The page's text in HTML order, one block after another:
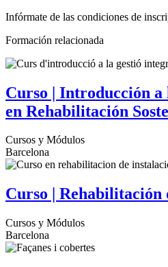
Infórmate de las condiciones de
Formación relacionada
Curso | Introducción
en Rehabilitación
Cursos y Módulos
Barcelona
Curso | Rehabilitación
Cursos y Módulos
Barcelona